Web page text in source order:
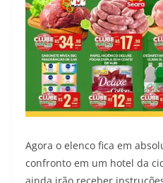
Agora o elenco fica em
confronto em um hotel da
ainda irão receber